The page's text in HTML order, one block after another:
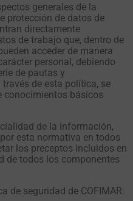
generales de la
protección de datos de
directamente
de trabajo que, dentro de
acceder de manera
personal, debiendo
de pautas y
de esta política, se
conocimientos básicos
de la información,
esta normativa en todos
los preceptos incluidos en
de todos los componentes
de seguridad de COFIMAR: